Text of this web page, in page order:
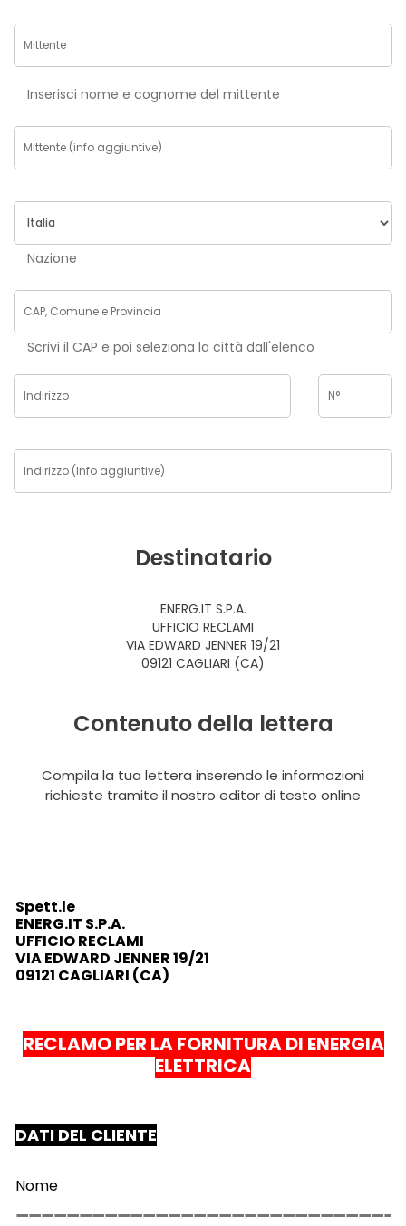
Inserisci nome e cognome del mittente
Nazione
Scrivi il CAP e poi seleziona la città dall'elenco
Destinatario
ENERG.IT S.P.A.
UFFICIO RECLAMI
VIA EDWARD JENNER 19/21
09121 CAGLIARI (CA)
Contenuto della lettera
Compila la tua lettera inserendo le informazioni
richieste tramite il nostro editor di testo online
Spett.le
ENERG.IT S.P.A.
UFFICIO RECLAMI
VIA EDWARD JENNER 19/21
09121 CAGLIARI (CA)
RECLAMO PER LA FORNITURA DI ENERGIA
ELETTRICA
DATI DEL CLIENTE
Nome